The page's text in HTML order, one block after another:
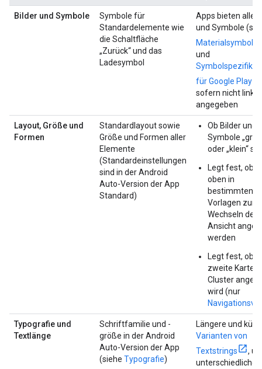
Bilder und Symbole
Symbole für
Standardelemente wie
die Schaltfläche
„Zurück“ und das
Ladesymbol
Apps bieten alle
und Symbole
Materialsymbole
und
für Google Play
sofern nicht links
angegeben
Layout, Größe und
Formen
Standardlayout sowie
Größe und Formen aller
Elemente
(Standardeinstellungen
sind in der Android
Auto-Version der App
Standard)
Ob Bilder und
Symbole
oder „klein“
Legt fest, ob
oben in
bestimmten
Vorlagen zum
Wechseln der
Ansicht
werden
Legt fest, ob
zweite Karte
Cluster
wird (nur
Typografie und
Textlänge
Schriftfamilie und -
größe in der Android
Auto-Version der App
(siehe Typografie)
Längere und
Varianten von
Textstrings
,
unterschiedliche